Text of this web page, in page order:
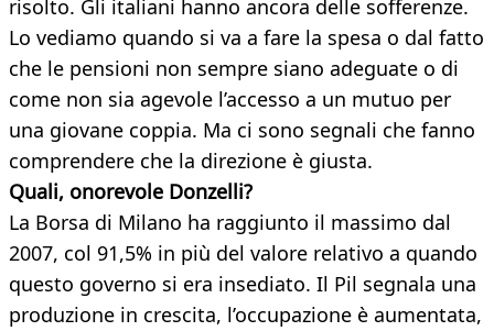
risolto. Gli italiani hanno ancora delle sofferenze.
Lo vediamo quando si va a fare la spesa o dal fatto
che le pensioni non sempre siano adeguate o di
come non sia agevole l’accesso a un mutuo per
una giovane coppia. Ma ci sono segnali che fanno
comprendere che la direzione è giusta.
Quali, onorevole Donzelli?
La Borsa di Milano ha raggiunto il massimo dal
2007, col 91,5% in più del valore relativo a quando
questo governo si era insediato. Il Pil segnala una
produzione in crescita, l’occupazione è aumentata,